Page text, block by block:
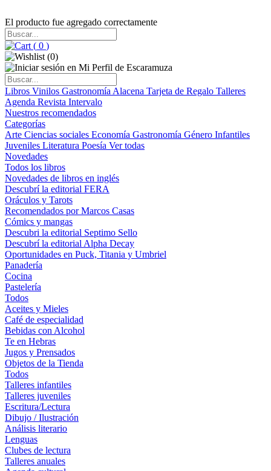
El producto fue agregado correctamente
( 0 )
(0)
Libros Vinilos Gastronomía Alacena Tarjeta de Regalo Talleres
Agenda Revista Intervalo
Nuestros recomendados
Categorías
Arte Ciencias sociales Economía Gastronomía Género Infantiles
Juveniles Literatura Poesía Ver todas
Novedades
Todos los libros
Novedades de libros en inglés
Descubrí la editorial FERA
Oráculos y Tarots
Recomendados por Marcos Casas
Cómics y mangas
Descubri la editorial Septimo Sello
Descubrí la editorial Alpha Decay
Oportunidades en Puck, Titania y Umbriel
Panadería
Cocina
Pastelería
Todos
Aceites y Mieles
Café de especialidad
Bebidas con Alcohol
Te en Hebras
Jugos y Prensados
Objetos de la Tienda
Todos
Talleres infantiles
Talleres juveniles
Escritura/Lectura
Dibujo / Ilustración
Análisis literario
Lenguas
Clubes de lectura
Talleres anuales